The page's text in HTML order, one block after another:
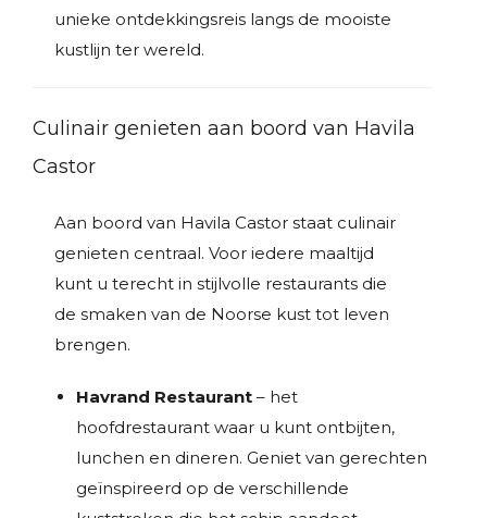
unieke ontdekkingsreis langs de mooiste
kustlijn ter wereld.
Culinair genieten aan boord van Havila
Castor
Aan boord van Havila Castor staat culinair
genieten centraal. Voor iedere maaltijd
kunt u terecht in stijlvolle restaurants die
de smaken van de Noorse kust tot leven
brengen.
Havrand Restaurant – het
hoofdrestaurant waar u kunt ontbijten,
lunchen en dineren. Geniet van gerechten
geïnspireerd op de verschillende